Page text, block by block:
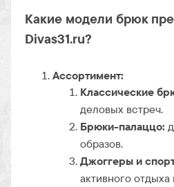
Какие модели брюк
Divas31.ru?
Ассортимент:
Классические
деловых встреч.
Брюки-палаццо:
образов.
Джоггеры и
активного